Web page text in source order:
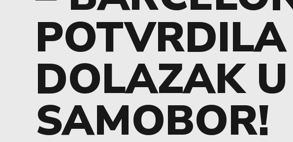
POTVRDILA
DOLAZAK U
SAMOBOR!